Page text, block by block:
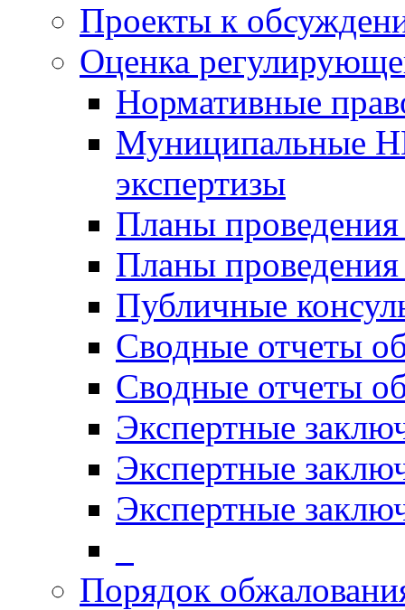
Проекты к
Оценка
Нормативные
Муниципальные
экспертизы
Планы проведения
Планы
Публичные
Сводные отчеты
Сводные отчеты
Экспертные
Экспертные
Экспертные
Порядок